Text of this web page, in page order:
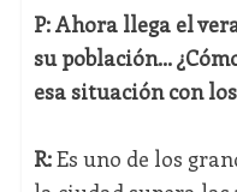
P: Ahora llega el
su población...
esa situación con
R:Es uno de los